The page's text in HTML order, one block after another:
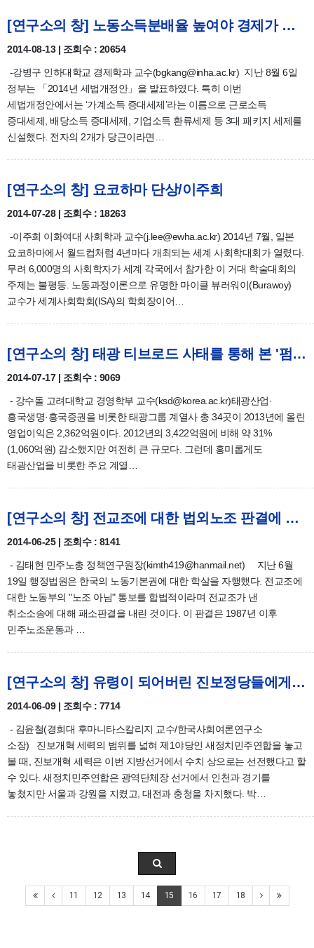
[연구소의 창] 노동소득분배율 높여야 경제가 산다/강병구
2014-08-13 | 조회수 : 20654
-강병구 인하대학교 경제학과 교수(bgkang@inha.ac.kr) 지난 8월 6일
정부는 「2014년 세법개정안」을 발표하였다. 특히 이번
세법개정안에서는 ‘가계소득 증대세제’라는 이름으로 근로소득
증대세제, 배당소득 증대세제, 기업소득 환류세제 등 3대 패키지 세제를
신설했다. 전자의 2개가 당근이라면…
[연구소의 창] 요코하마 단상/이주희
2014-07-28 | 조회수 : 18263
-이주희 이화여대 사회학과 교수(j.lee@ewha.ac.kr) 2014년 7월, 일본
요코하마에서 월드컵처럼 4년마다 개최되는 세계 사회학대회가 열렸다.
무려 6,000명의 사회학자가 세계 각국에서 참가한 이 거대 학술대회의
주제는 불평등. 노동과정이론으로 유명한 마이클 뷰러워이(Burawoy)
교수가 세계사회학회(ISA)의 학회장이어…
[연구소의 창] 태광 티브로드 사태를 통해 본 '펌핑업 효과'/강수돌
2014-07-17 | 조회수 : 9069
- 강수돌 고려대학교 경영학부 교수(ksd@korea.ac.kr)태광산업·
흥국생명·흥국증권을 비롯한 태광그룹 계열사 총 34곳이 2013년에 올린
영업이익은 2,362억원이다. 2012년의 3,422억원에 비해 약 31%
(1,060억원) 감소했지만 여전히 큰 규모다. 그런데 흥미롭게도
태광산업을 비롯한 주요 계열…
[연구소의 창] 전교조에 대한 법외노조 판결에 대해/김태현
2014-06-25 | 조회수 : 8141
- 김태현 민주노총 정책연구원장(kimth419@hanmail.net) 지난 6월
19일 행정법원은 한국의 노동기본권에 대한 학살을 자행했다. 전교조에
대한 노동부의 "노조 아님" 통보를 합법적이라며 전교조가 낸
취소소송에 대해 패소판결을 내린 것이다. 이 판결은 1987년 이후
민주노조운동과 …
[연구소의 창] 유령이 되어버린 진보정당들에게 필요한 것 /김윤철
2014-06-09 | 조회수 : 7714
- 김윤철(경희대 후마니타스칼리지 교수/한국사회여론연구소
소장) 진보개혁 세력의 범위를 넓혀 제1야당인 새정치민주연합을 놓고
볼 때, 진보개혁 세력은 이번 지방선거에서 수치 상으로는 선전했다고 할
수 있다. 새정치민주연합은 광역단체장 선거에서 인천과 경기를
놓쳤지만 서울과 강원을 지켰고, 대전과 충청을 차지했다. 박…
11 12 13 14 15 16 17 18